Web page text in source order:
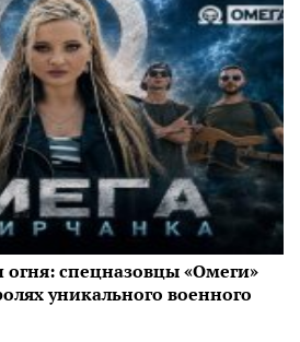
огня: спецназовцы «Омеги»
уникального военного